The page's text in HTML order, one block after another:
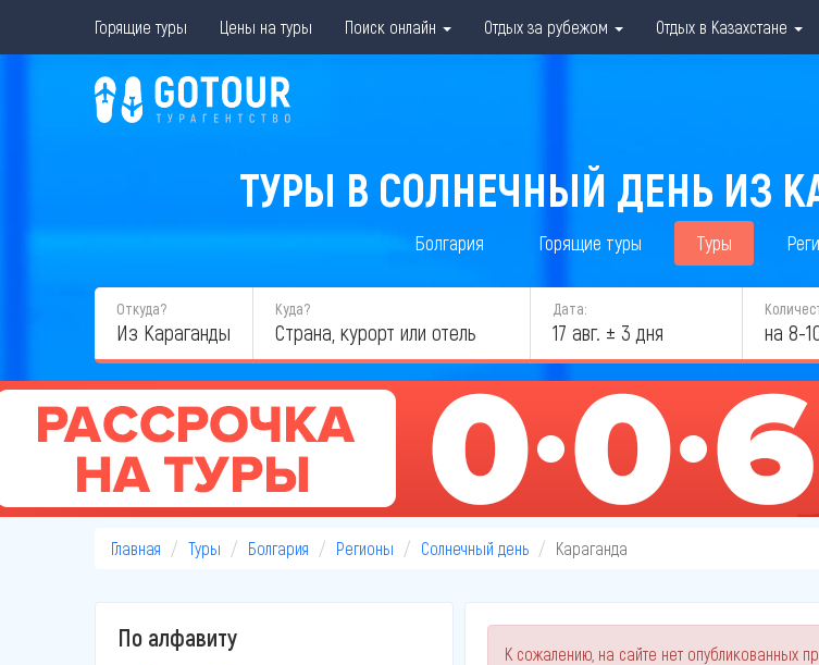
Горящие туры Цены на туры Поиск онлайн Отдых за рубежом Отдых в Казахстане
ТУРЫ В СОЛНЕЧНЫЙ ДЕНЬ ИЗ
Болгария Горящие туры Туры
Откуда?
Из Караганды
Куда? Дата:
17 авг. ± 3 дня на 8-
Главная Туры Болгария Регионы Солнечный день Караганда
По алфавиту
К сожалению, на сайте нет опубликованных